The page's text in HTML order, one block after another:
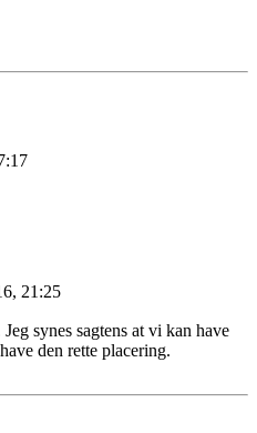
21:25
synes sagtens at vi kan have
den rette placering.